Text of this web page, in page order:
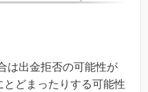
は出金拒否の可能性が
どまったりする可能性